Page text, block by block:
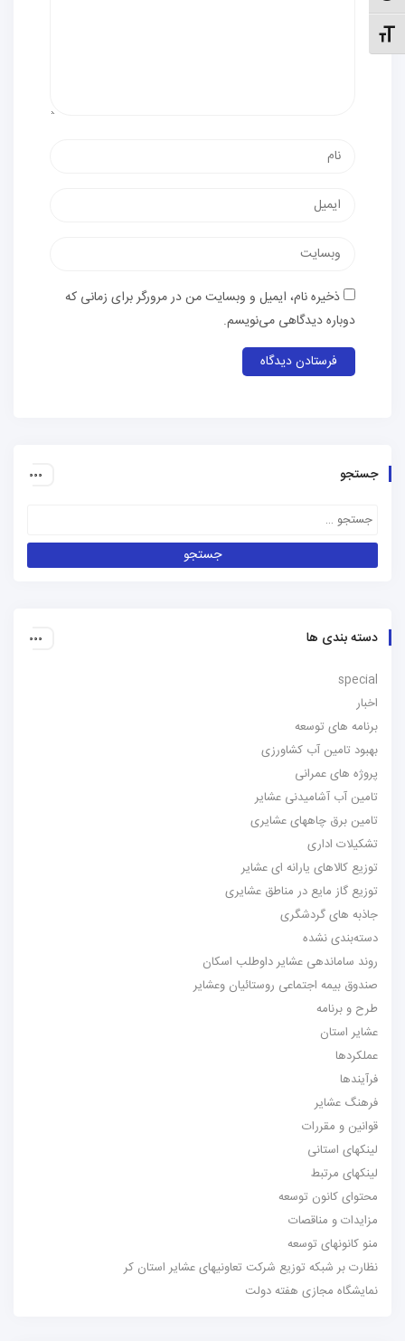
تنظیم اندازهٔ فونت
پست
وب‌سایت
ذخیره نام، ایمیل و وبسایت من در مرورگر برای زمانی که
دوباره دیدگاهی می‌نویسم.
جستجو
دسته بندی ها
special
اخبار
برنامه های توسعه
بهبود تامین آب کشاورزی
پروژه های عمرانی
تامین آب آشامیدنی عشایر
تامین برق چاههای عشایری
تشکیلات اداری
توزیع کالاهای یارانه ای عشایر
توزیع گاز مایع در مناطق عشایری
جاذبه های گردشگری
دسته‌بندی نشده
روند ساماندهی عشایر داوطلب اسکان
صندوق بیمه اجتماعی روستائیان وعشایر
طرح و برنامه
عشایر استان
عملکردها
فرآیندها
فرهنگ عشایر
قوانین و مقررات
لینکهای استانی
لینکهای مرتبط
محتوای کانون توسعه
مزایدات و مناقصات
منو کانونهای توسعه
نظارت بر شبکه توزیع شرکت تعاونیهای عشایر استان کر
نمایشگاه مجازی هفته دولت